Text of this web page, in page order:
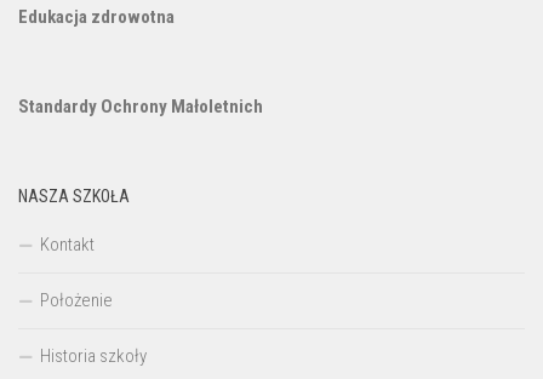
Edukacja zdrowotna
Standardy Ochrony Małoletnich
NASZA SZKOŁA
Kontakt
Położenie
Historia szkoły